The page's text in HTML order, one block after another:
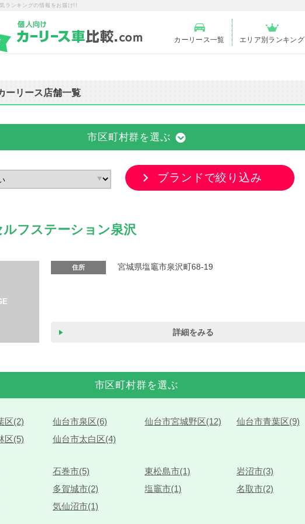
ランキングの情報をお届け!!
カーリース一覧 エリア別ランキング
ーリース店舗一覧
市区町村群を選ぶ
ブランドで絞り込み
ルフステーション泉沢
住所 宮城県塩竈市泉沢町68-19
詳細をみる
市区町村群を選ぶ
区(2) 仙台市泉区(6) 仙台市宮城野区(12)
仙台市青葉区(9)
区(5)
仙台市太白区(4)
石巻市(5) 東松島市(1)
岩沼市(3)
多賀城市(2) 塩竈市(1)
名取市(2)
気仙沼市(1)